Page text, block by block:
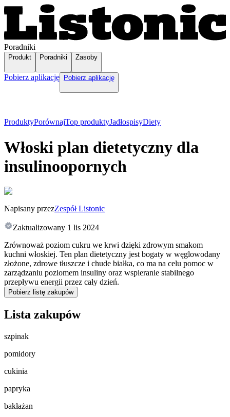
Poradniki
Produkt Poradniki Zasoby
Pobierz aplikację Pobierz aplikację
ProduktyPorównajTop produktyJadłospisyDiety
Włoski plan dietetyczny dla
insulinoopornych
Napisany przezZespół Listonic
Zaktualizowany 1 lis 2024
Zrównoważ poziom cukru we krwi dzięki zdrowym smakom
kuchni włoskiej. Ten plan dietetyczny jest bogaty w węglowodany
złożone, zdrowe tłuszcze i chude białka, co ma na celu pomoc w
zarządzaniu poziomem insuliny oraz wspieranie stabilnego
przepływu energii przez cały dzień.
Pobierz listę zakupów
Lista zakupów
szpinak
pomidory
cukinia
papryka
bakłażan